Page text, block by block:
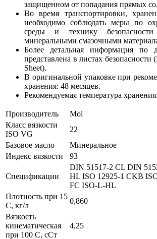
защищенном от попадания прямых
Во время транспортировки,
необходимо соблюдать меры по
среды и технику
минеральными смазочными
Более детальная информация по
представлена в листах безопасности
Sheet).
В оригинальной упаковке при
хранения: 48 месяцев.
Рекомендуемая температура
Производитель
Mol
Класс вязкости
ISO VG
22
Базовое масло
Минеральное
Индекс вязкости
93
Спецификации
DIN 51517-2 CL DIN
HL ISO 12925-1 CKB
FC ISO-L-HL
Плотность при 15
С, кг/л
0,860
Вязкость
кинематическая
при 100 С, сСт
4,25